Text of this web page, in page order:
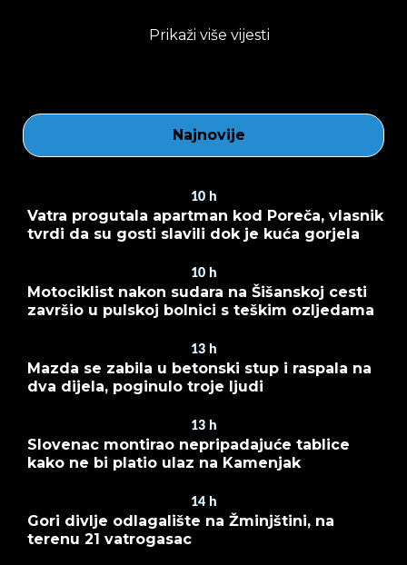
Prikaži više vijesti
Najnovije
10 h
Vatra progutala apartman kod Poreča, vlasnik
tvrdi da su gosti slavili dok je kuća gorjela
10 h
Motociklist nakon sudara na Šišanskoj cesti
završio u pulskoj bolnici s teškim ozljedama
13 h
Mazda se zabila u betonski stup i raspala na
dva dijela, poginulo troje ljudi
13 h
Slovenac montirao nepripadajuće tablice
kako ne bi platio ulaz na Kamenjak
14 h
Gori divlje odlagalište na Žminjštini, na
terenu 21 vatrogasac